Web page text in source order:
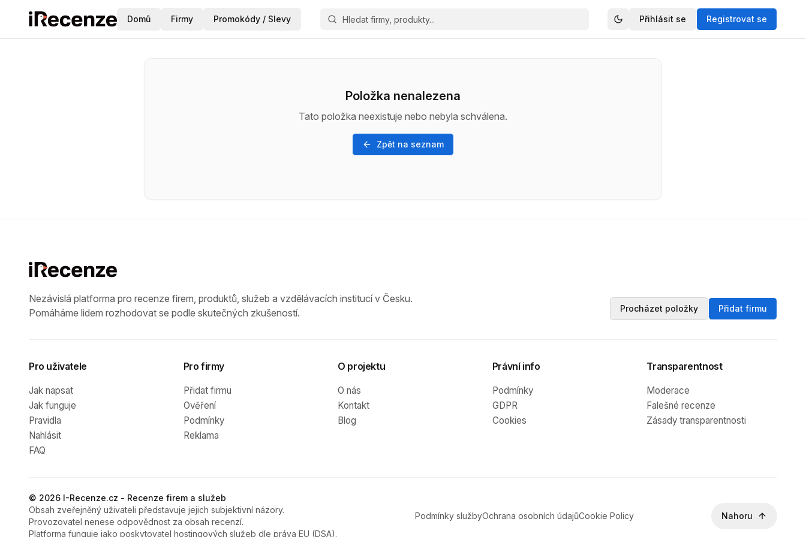
Domů Firmy Promokódy / Slevy Přihlásit se Registrovat se
Položka nenalezena
Tato položka neexistuje nebo nebyla schválena.
Zpět na seznam
Nezávislá platforma pro recenze firem, produktů, služeb a vzdělávacích institucí v Česku.
Pomáháme lidem rozhodovat se podle skutečných zkušeností.
Procházet položky Přidat firmu
Pro uživatele
Jak napsat
Jak funguje
Pravidla
Nahlásit
FAQ
Pro firmy
Přidat firmu
Ověření
Podmínky
Reklama
O projektu
O nás
Kontakt
Blog
Právní info
Podmínky
GDPR
Cookies
Transparentnost
Moderace
Falešné recenze
Zásady transparentnosti
© 2026 I-Recenze.cz - Recenze firem a služeb
Obsah zveřejněný uživateli představuje jejich subjektivní názory.
Provozovatel nenese odpovědnost za obsah recenzí.
Platforma funguje jako poskytovatel hostingových služeb dle práva EU (DSA).
Podmínky službyOchrana osobních údajůCookie Policy Nahoru